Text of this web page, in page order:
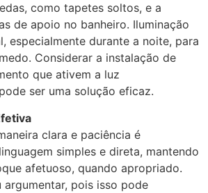
como tapetes soltos, e a
de apoio no banheiro. Iluminação
especialmente durante a noite, para
Considerar a instalação de
que ativem a luz
ser uma solução eficaz.
clara e paciência é
simples e direta, mantendo
afetuoso, quando apropriado.
pois isso pode